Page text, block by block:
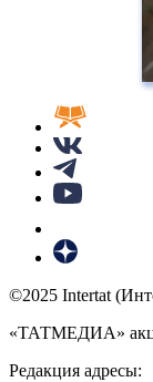
©2025 Intertat
«ТАТМЕДИА»
Редакция адресы: